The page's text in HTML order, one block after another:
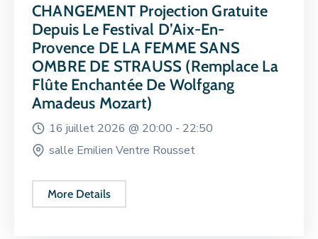
CHANGEMENT Projection Gratuite
Depuis Le Festival D’Aix-En-
Provence DE LA FEMME SANS
OMBRE DE STRAUSS (remplace La
Flûte Enchantée De Wolfgang
Amadeus Mozart)
16 juillet 2026 @ 20:00 - 22:50
salle Emilien Ventre Rousset
More Details